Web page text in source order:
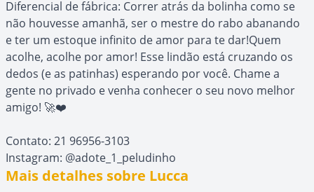
Diferencial de fábrica: Correr atrás da bolinha como se
não houvesse amanhã, ser o mestre do rabo abanando
e ter um estoque infinito de amor para te dar!Quem
acolhe, acolhe por amor! Esse lindão está cruzando os
dedos (e as patinhas) esperando por você. Chame a
gente no privado e venha conhecer o seu novo melhor
amigo! 🚀❤️
Contato: 21 96956-3103
Instagram: @adote_1_peludinho
Mais detalhes sobre Lucca